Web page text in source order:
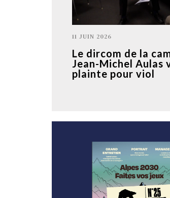
11 JUIN 2026
Le dircom de la
Jean-Michel Aulas
plainte pour viol